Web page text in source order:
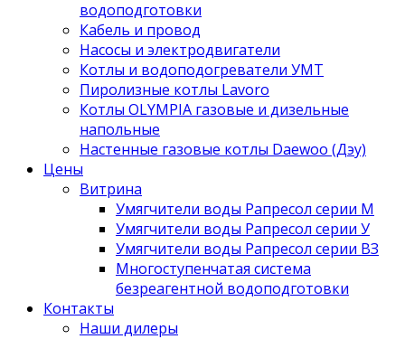
водоподготовки
Кабель и провод
Насосы и электродвигатели
Котлы и водоподогреватели УМТ
Пиролизные котлы Lavoro
Котлы OLYMPIA газовые и дизельные
напольные
Настенные газовые котлы Daewoo (Дэу)
Цены
Витрина
Умягчители воды Рапресол серии М
Умягчители воды Рапресол серии У
Умягчители воды Рапресол серии ВЗ
Многоступенчатая система
безреагентной водоподготовки
Контакты
Наши дилеры